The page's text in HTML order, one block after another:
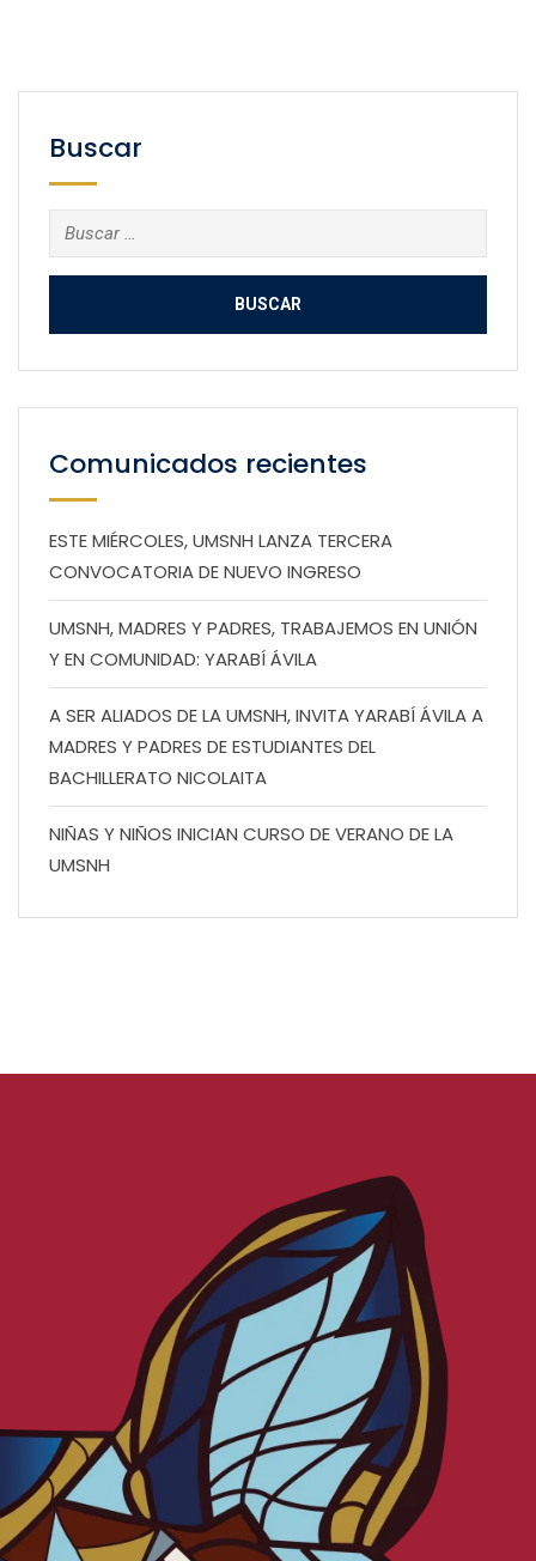
Buscar
Buscar:
Comunicados recientes
ESTE MIÉRCOLES, UMSNH LANZA TERCERA
CONVOCATORIA DE NUEVO INGRESO
UMSNH, MADRES Y PADRES, TRABAJEMOS EN UNIÓN
Y EN COMUNIDAD: YARABÍ ÁVILA
A SER ALIADOS DE LA UMSNH, INVITA YARABÍ ÁVILA A
MADRES Y PADRES DE ESTUDIANTES DEL
BACHILLERATO NICOLAITA
NIÑAS Y NIÑOS INICIAN CURSO DE VERANO DE LA
UMSNH